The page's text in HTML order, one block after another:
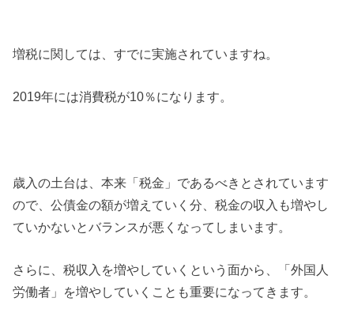
増税に関しては、すでに実施されていますね。
2019年には消費税が10％になります。
歳入の土台は、本来「税金」であるべきとされています
ので、公債金の額が増えていく分、税金の収入も増やし
ていかないとバランスが悪くなってしまいます。
さらに、税収入を増やしていくという面から、「外国人
労働者」を増やしていくことも重要になってきます。